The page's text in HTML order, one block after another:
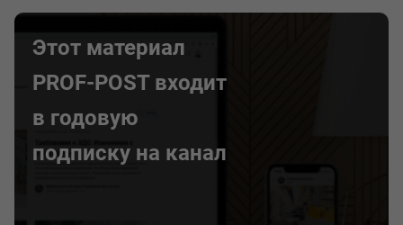
Этот материал
PROF-POST входит
в годовую
подписку на канал